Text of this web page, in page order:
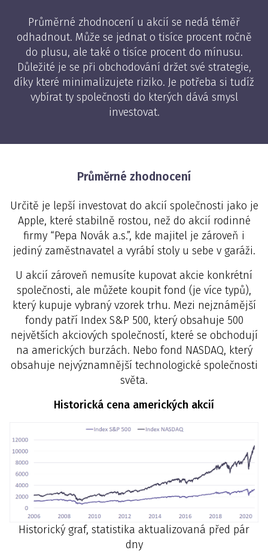
Průměrné zhodnocení u akcií se nedá téměř
odhadnout. Může se jednat o tisíce procent ročně
do plusu, ale také o tisíce procent do mínusu.
Důležité je se při obchodování držet své strategie,
díky které minimalizujete riziko. Je potřeba si tudíž
vybírat ty společnosti do kterých dává smysl
investovat.
Průměrné zhodnocení
Určitě je lepší investovat do akcií společnosti jako je
Apple, které stabilně rostou, než do akcií rodinné
firmy “Pepa Novák a.s.”, kde majitel je zároveň i
jediný zaměstnavatel a vyrábí stoly u sebe v garáži.
U akcií zároveň nemusíte kupovat akcie konkrétní
společnosti, ale můžete koupit fond (je více typů),
který kupuje vybraný vzorek trhu. Mezi nejznámější
fondy patří Index S&P 500, který obsahuje 500
největších akciových společností, které se obchodují
na amerických burzách. Nebo fond NASDAQ, který
obsahuje nejvýznamnější technologické společnosti
světa.
Historická cena amerických akcií
Historický graf, statistika aktualizovaná před pár
dny